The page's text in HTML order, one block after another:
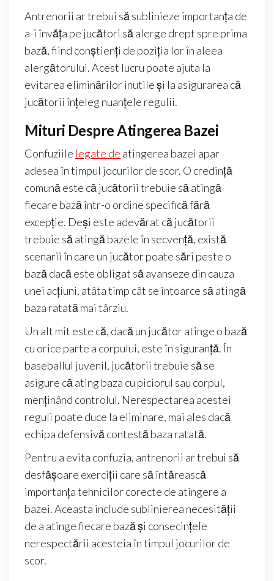
Antrenorii ar trebui să sublinieze importanța de
a-i învăța pe jucători să alerge drept spre prima
bază, fiind conștienți de poziția lor în aleea
alergătorului. Acest lucru poate ajuta la
evitarea eliminărilor inutile și la asigurarea că
jucătorii înțeleg nuanțele regulii.
Mituri Despre Atingerea Bazei
Confuziile legate de atingerea bazei apar
adesea în timpul jocurilor de scor. O credință
comună este că jucătorii trebuie să atingă
fiecare bază într-o ordine specifică fără
excepție. Deși este adevărat că jucătorii
trebuie să atingă bazele în secvență, există
scenarii în care un jucător poate sări peste o
bază dacă este obligat să avanseze din cauza
unei acțiuni, atâta timp cât se întoarce să atingă
baza ratată mai târziu.
Un alt mit este că, dacă un jucător atinge o bază
cu orice parte a corpului, este în siguranță. În
baseballul juvenil, jucătorii trebuie să se
asigure că ating baza cu piciorul sau corpul,
menținând controlul. Nerespectarea acestei
reguli poate duce la eliminare, mai ales dacă
echipa defensivă contestă baza ratată.
Pentru a evita confuzia, antrenorii ar trebui să
desfășoare exerciții care să întărească
importanța tehnicilor corecte de atingere a
bazei. Aceasta include sublinierea necesității
de a atinge fiecare bază și consecințele
nerespectării acesteia în timpul jocurilor de
scor.